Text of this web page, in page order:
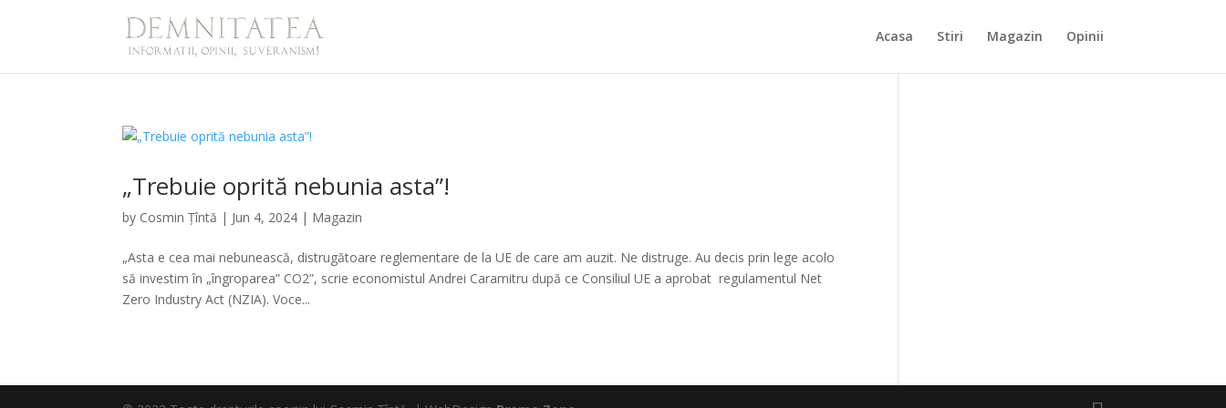
Acasa Stiri Magazin Opinii
„Trebuie oprită nebunia asta”!
by Cosmin Țîntă | Jun 4, 2024 | Magazin
„Asta e cea mai nebunească, distrugătoare reglementare de la UE de care am auzit. Ne distruge. Au decis prin lege acolo
să investim în „îngroparea” CO2”, scrie economistul Andrei Caramitru după ce Consiliul UE a aprobat regulamentul Net
Zero Industry Act (NZIA). Voce...